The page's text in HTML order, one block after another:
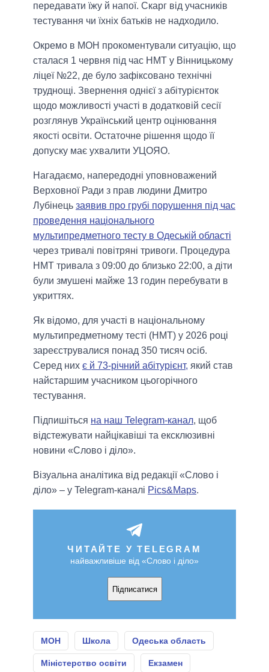
передавати їжу й напої. Скарг від учасників
тестування чи їхніх батьків не надходило.
Окремо в МОН прокоментували ситуацію, що
сталася 1 червня під час НМТ у Вінницькому
ліцеї №22, де було зафіксовано технічні
труднощі. Звернення однієї з абітурієнток
щодо можливості участі в додатковій сесії
розглянув Український центр оцінювання
якості освіти. Остаточне рішення щодо її
допуску має ухвалити УЦОЯО.
Нагадаємо, напередодні уповноважений
Верховної Ради з прав людини Дмитро
Лубінець заявив про грубі порушення під час
проведення національного
мультипредметного тесту в Одеській області
через тривалі повітряні тривоги. Процедура
НМТ тривала з 09:00 до близько 22:00, а діти
були змушені майже 13 годин перебувати в
укриттях.
Як відомо, для участі в національному
мультипредметному тесті (НМТ) у 2026 році
зареєструвалися понад 350 тисяч осіб.
Серед них є й 73-річний абітурієнт, який став
найстаршим учасником цьогорічного
тестування.
Підпишіться на наш Telegram-канал, щоб
відстежувати найцікавіші та ексклюзивні
новини «Слово і діло».
Візуальна аналітика від редакції «Слово і
діло» – у Telegram-каналі Pics&Maps.
ЧИТАЙТЕ У TELEGRAM
найважливіше від «Слово і діло»
Підписатися
МОН Школа Одеська область
Міністерство освіти Екзамен